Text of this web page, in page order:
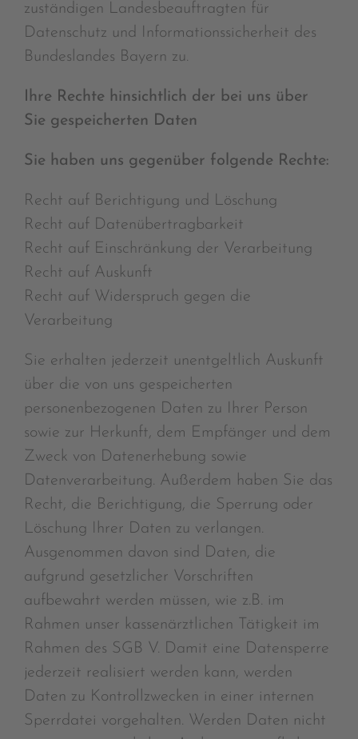
zuständigen Landesbeauftragten für
Datenschutz und Informationssicherheit des
Bundeslandes Bayern zu.
Ihre Rechte hinsichtlich der bei uns über
Sie gespeicherten Daten
Sie haben uns gegenüber folgende Rechte:
Recht auf Berichtigung und Löschung
Recht auf Datenübertragbarkeit
Recht auf Einschränkung der Verarbeitung
Recht auf Auskunft
Recht auf Widerspruch gegen die
Verarbeitung
Sie erhalten jederzeit unentgeltlich Auskunft
über die von uns gespeicherten
personenbezogenen Daten zu Ihrer Person
sowie zur Herkunft, dem Empfänger und dem
Zweck von Datenerhebung sowie
Datenverarbeitung. Außerdem haben Sie das
Recht, die Berichtigung, die Sperrung oder
Löschung Ihrer Daten zu verlangen.
Ausgenommen davon sind Daten, die
aufgrund gesetzlicher Vorschriften
aufbewahrt werden müssen, wie z.B. im
Rahmen unser kassenärztlichen Tätigkeit im
Rahmen des SGB V. Damit eine Datensperre
jederzeit realisiert werden kann, werden
Daten zu Kontrollzwecken in einer internen
Sperrdatei vorgehalten. Werden Daten nicht